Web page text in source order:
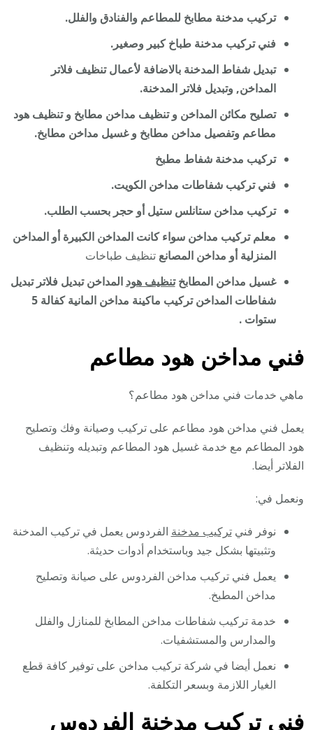
تركيب مدخنة مطابخ للمطاعم والفنادق والفلل.
فني تركيب مدخنة طباخ كبير وصغير.
تبديل شفاط المدخنة بالاضافة لأعمال تنظيف فلاتر
المداخن, وتبديل فلاتر المدخنة.
تصليح مكائن المداخن و تنظيف مداخن مطابخ و تنظيف هود
مطاعم وتفصيل مداخن مطابخ و غسيل مداخن مطابخ.
تركيب مدخنة شفاط مطبخ
فني تركيب شفاطات مداخن الكويت.
تركيب مداخن ستانلس ستيل أو حجر بحسب الطلب.
معلم تركيب مداخن سواء كانت المداخن الكبيرة أو المداخن
المنزلية أو مداخن المصانع تنظيف طباخات
غسيل مداخن المطابختنظيف هود المداخن تبديل فلاتر تبديل
شفاطات المداخن تركيب ماكينة مداخن المانية كفالة 5
ستوات .
فني مداخن هود مطاعم
ماهي خدمات فني مداخن هود مطاعم؟
يعمل فني مداخن هود مطاعم على تركيب وصيانة وفك وتصليح
هود المطاعم مع خدمة غسيل هود المطاعم وتبديله وتنظيف
الفلاتر أيضا.
ونعمل في:
نوفر فنيتركيب مدخنة الفردوس يعمل في تركيب المدخنة
وتثبيتها بشكل جيد وباستخدام أدوات حديثة.
يعمل فني تركيب مداخن الفردوس على صيانة وتصليح
مداخن المطبخ.
خدمة تركيب شفاطات مداخن المطابخ للمنازل والفلل
والمدارس والمستشفيات.
نعمل أيضا في شركة تركيب مداخن على توفير كافة قطع
الغيار اللازمة وبسعر التكلفة.
فني تركيب مدخنة الفردوس